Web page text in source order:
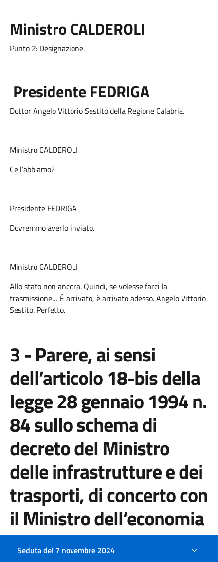
Ministro CALDEROLI
Punto 2: Designazione.
Presidente FEDRIGA
Dottor Angelo Vittorio Sestito della Regione Calabria.
Ministro CALDEROLI
Ce l’abbiamo?
Presidente FEDRIGA
Dovremmo averlo inviato.
Ministro CALDEROLI
Allo stato non ancora. Quindi, se volesse farci la
trasmissione… È arrivato, è arrivato adesso. Angelo Vittorio
Sestito. Perfetto.
3 - Parere, ai sensi
dell’articolo 18-bis della
legge 28 gennaio 1994 n.
84 sullo schema di
decreto del Ministro
delle infrastrutture e dei
trasporti, di concerto con
il Ministro dell’economia
e delle finanze, di riparto
Seduta del 7 novembre 2024